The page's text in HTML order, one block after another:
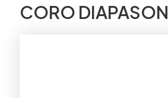
CORO DIAPASON